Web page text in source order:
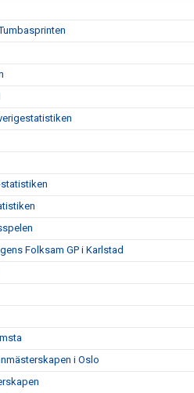
Folksam GP i Karlstad
i Oslo